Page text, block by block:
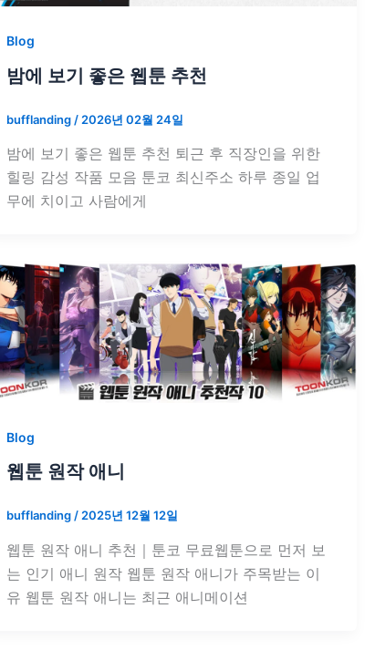
Blog
밤에 보기 좋은 웹툰 추천
bufflanding / 2026년 02월 24일
밤에 보기 좋은 웹툰 추천 퇴근 후 직장인을 위한
힐링 감성 작품 모음 툰코 최신주소 하루 종일 업
무에 치이고 사람에게
Blog
웹툰 원작 애니
bufflanding/2025년 12월 12일
웹툰 원작 애니 추천｜툰코 무료웹툰으로 먼저 보
는 인기 애니 원작 웹툰 원작 애니가 주목받는 이
유 웹툰 원작 애니는 최근 애니메이션